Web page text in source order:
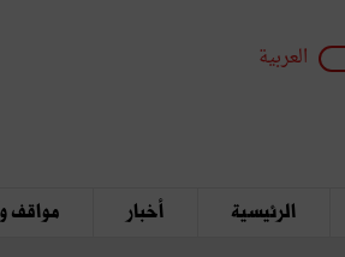
العربية
الرئيسية أخبار مواقف